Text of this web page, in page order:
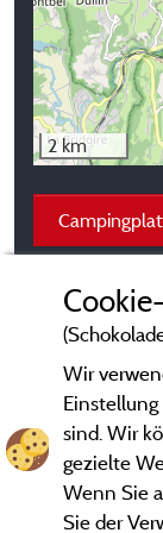
2 km
Wir
sind. Wir
gezielte
Wenn Sie
Sie der